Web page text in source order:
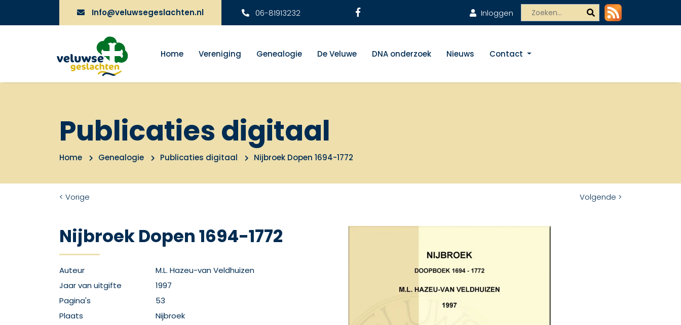
Info@veluwsegeslachten.nl 06-81913232 Inloggen
Home Vereniging Genealogie De Veluwe DNA onderzoek Nieuws Contact
Publicaties digitaal
Home Genealogie Publicaties digitaal Nijbroek Dopen 1694-1772
< Vorige Volgende >
Nijbroek Dopen 1694-1772
Auteur
M.L. Hazeu-van Veldhuizen
Jaar van uitgifte
1997
Pagina's
53
Plaats
Nijbroek